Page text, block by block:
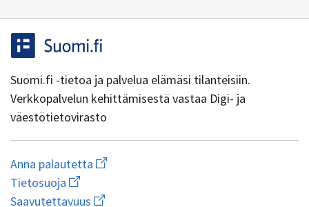
Suomi.fi -tietoa ja palvelua elämäsi tilanteisiin.
Verkkopalvelun kehittämisestä vastaa Digi- ja
väestötietovirasto
Anna palautetta Aloita
uuden
kirjoitus
Tietosuoja Avaa
linkki
uuteen
Saavutettavuus Avaa